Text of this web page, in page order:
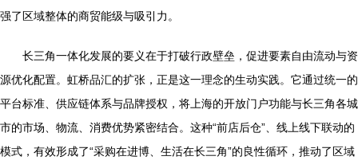
强了区域整体的商贸能级与吸引力。
长三角一体化发展的要义在于打破行政壁垒，促进要素自由流动与资
源优化配置。虹桥品汇的扩张，正是这一理念的生动实践。它通过统一的
平台标准、供应链体系与品牌授权，将上海的开放门户功能与长三角各城
市的市场、物流、消费优势紧密结合。这种“前店后仓”、线上线下联动的
模式，有效形成了“采购在进博、生活在长三角”的良性循环，推动了区域